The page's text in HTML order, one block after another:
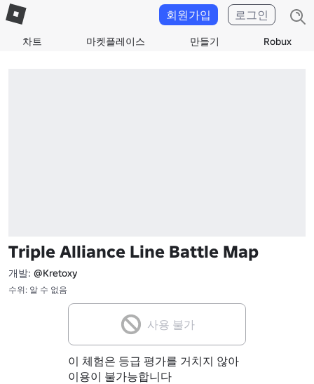
차트 마켓플레이스 만들기 Robux
회원가입 로그인
Triple Alliance Line Battle Map
개발: @Kretoxy
수위: 알 수 없음
사용 불가
이 체험은 등급 평가를 거치지 않아
이용이 불가능합니다